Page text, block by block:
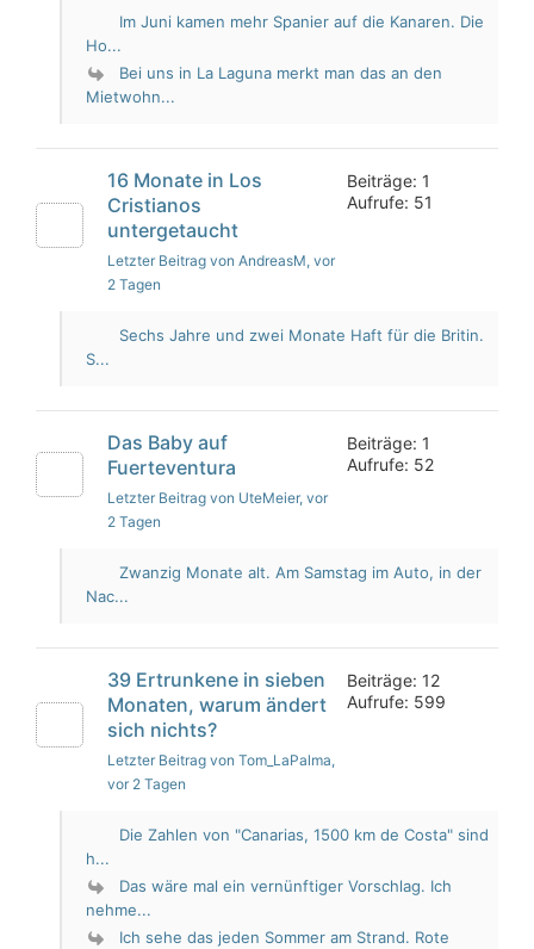
Im Juni kamen mehr Spanier auf die Kanaren. Die
Ho...
Bei uns in La Laguna merkt man das an den
Mietwohn...
16 Monate in Los
Cristianos
untergetaucht
Letzter Beitrag von AndreasM, vor
2 Tagen
Beiträge: 1
Aufrufe: 51
Sechs Jahre und zwei Monate Haft für die Britin.
S...
Das Baby auf
Fuerteventura
Letzter Beitrag von UteMeier, vor
2 Tagen
Beiträge: 1
Aufrufe: 52
Zwanzig Monate alt. Am Samstag im Auto, in der
Nac...
39 Ertrunkene in sieben
Monaten, warum ändert
sich nichts?
Letzter Beitrag von Tom_LaPalma,
vor 2 Tagen
Beiträge: 12
Aufrufe: 599
Die Zahlen von "Canarias, 1500 km de Costa" sind
h...
Das wäre mal ein vernünftiger Vorschlag. Ich
nehme...
Ich sehe das jeden Sommer am Strand. Rote